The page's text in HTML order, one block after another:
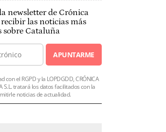
newsletter de Crónica
las noticias más
sobre Cataluña
APUNTARME
con el RGPD y la LOPDGDD, CRÓNICA
S.L. tratará los datos facilitados con la
noticias de actualidad.